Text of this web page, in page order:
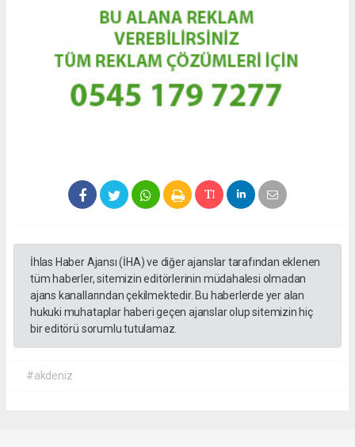
İhlas Haber Ajansı (İHA) ve diğer ajanslar tarafından eklenen
tüm haberler, sitemizin editörlerinin müdahalesi olmadan
ajans kanallarından çekilmektedir. Bu haberlerde yer alan
hukuki muhataplar haberi geçen ajanslar olup sitemizin hiç
bir editörü sorumlu tutulamaz.
#akdeniz